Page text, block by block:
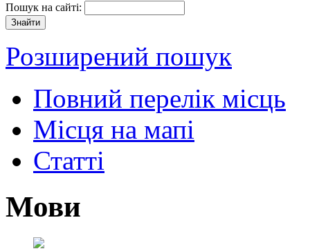
Пошук на сайті:
Розширений пошук
Повний перелік місць
Місця на мапі
Статті
Мови